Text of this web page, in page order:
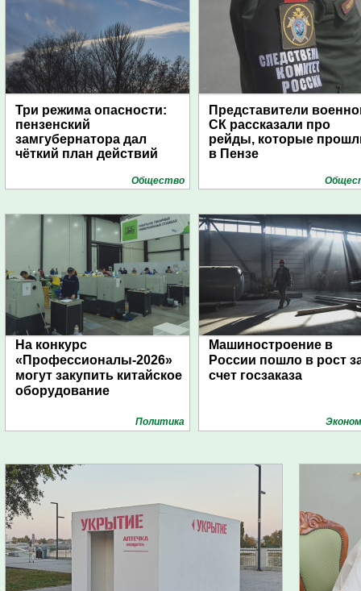
Три режима опасности:
пензенский
замгубернатора дал
чёткий план действий
Общество
Представители
СК рассказали про
рейды, которые
в Пензе
На конкурс
«Профессионалы-2026»
могут закупить китайское
оборудование
Политика
Машиностроение в
России пошло в рост
счет госзаказа